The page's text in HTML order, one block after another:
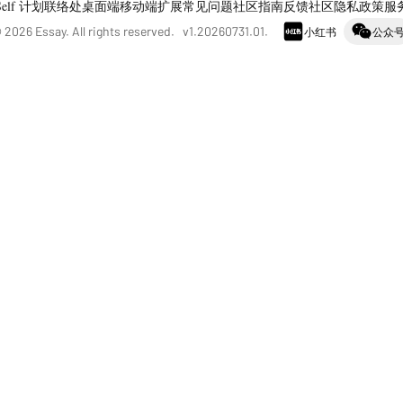
计划联络处桌面端移动端扩展常见问题社区指南反馈社区隐私政策服
2026 Essay. All rights reserved. v1.20260731.01. 小红书 公众